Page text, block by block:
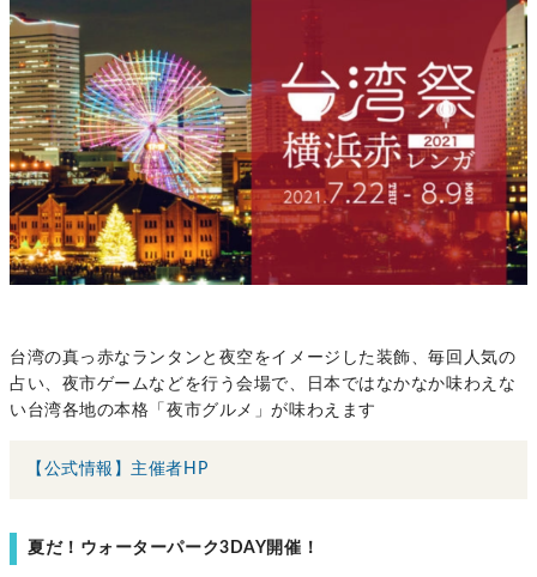
台湾の真っ赤なランタンと夜空をイメージした装飾、毎回人気の
占い、夜市ゲームなどを行う会場で、日本ではなかなか味わえな
い台湾各地の本格「夜市グルメ」が味わえます
【公式情報】主催者HP
夏だ！ウォーターパーク3DAY開催！